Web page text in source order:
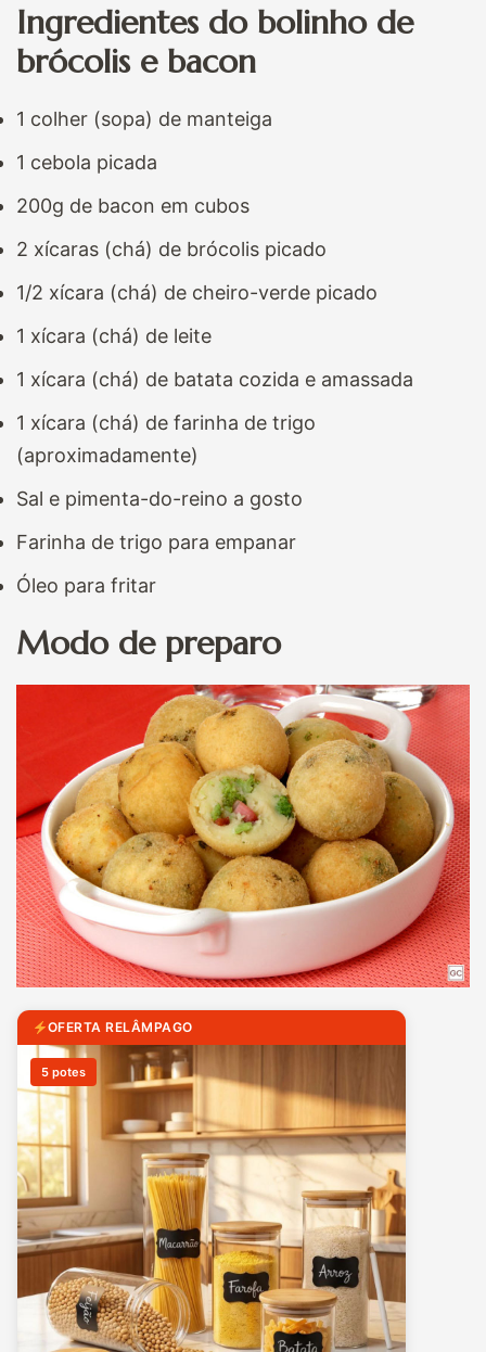
Ingredientes do bolinho de
brócolis e bacon
1 colher (sopa) de manteiga
1 cebola picada
200g de bacon em cubos
2 xícaras (chá) de brócolis picado
1/2 xícara (chá) de cheiro-verde picado
1 xícara (chá) de leite
1 xícara (chá) de batata cozida e amassada
1 xícara (chá) de farinha de trigo
(aproximadamente)
Sal e pimenta-do-reino a gosto
Farinha de trigo para empanar
Óleo para fritar
Modo de preparo
OFERTA RELÂMPAGO
5 potes